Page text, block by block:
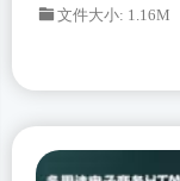
文件大小: 1.16M